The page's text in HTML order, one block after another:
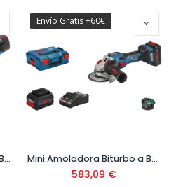
Mini Amoladora Angular a Batería GWS 12V-76 Ref: 0601 9F2 00B
Envío Gratis +60€
Mini Amoladora Biturbo a Batería GWS 18V-15SC Ref: 06019H6101
583,09 €